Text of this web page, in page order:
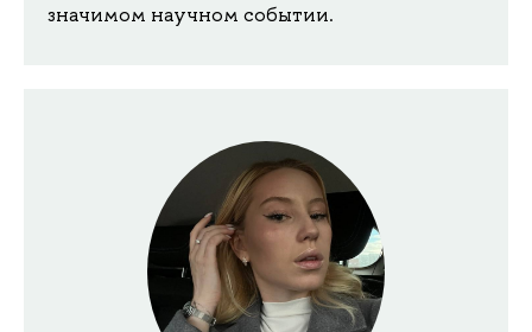
значимом научном событии.